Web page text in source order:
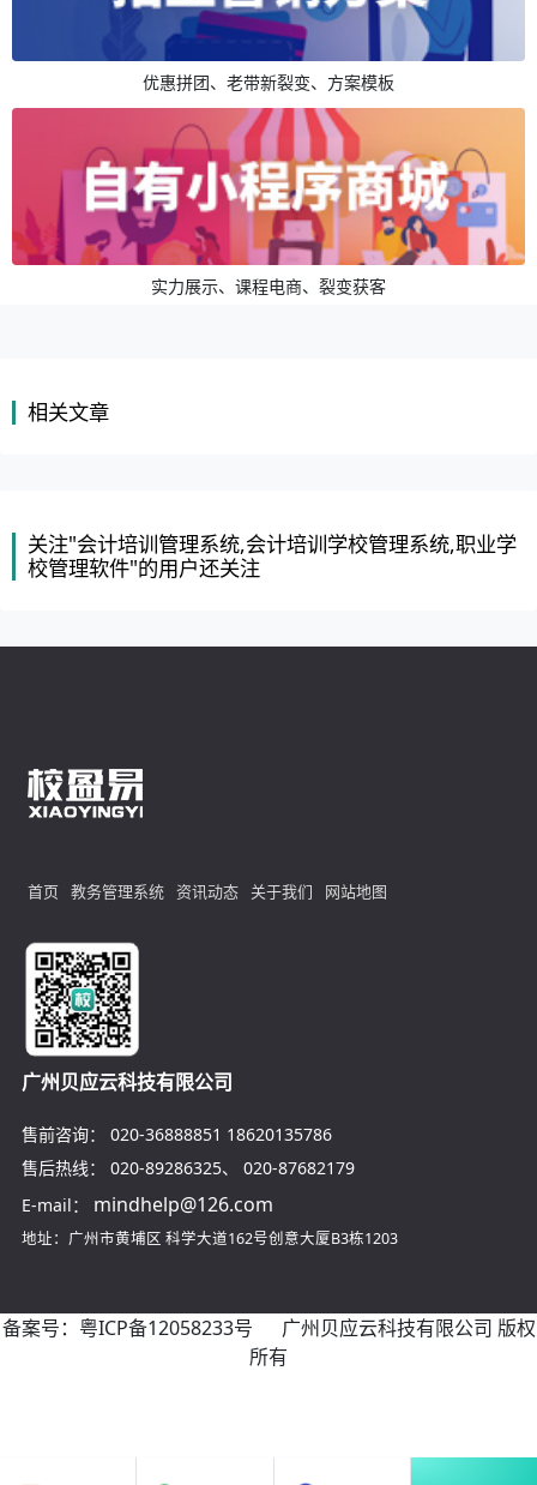
优惠拼团、老带新裂变、方案模板
实力展示、课程电商、裂变获客
相关文章
关注"会计培训管理系统,会计培训学校管理系统,职业学
校管理软件"的用户还关注
首页 教务管理系统 资讯动态 关于我们 网站地图
广州贝应云科技有限公司
售前咨询： 020-36888851 18620135786
售后热线：
020-89286325、 020-87682179
E-mail：
mindhelp@126.com
地址：广州市黄埔区 科学大道162号创意大厦B3栋1203
备案号： 粤ICP备12058233号 广州贝应云科技有限公司 版权
所有